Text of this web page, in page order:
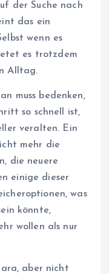
der Suche nach
das ein
wenn es
es trotzdem
Alltag.
muss bedenken,
so schnell ist,
veralten. Ein
mehr die
die neuere
einige dieser
was
könnte,
wollen als nur
aber nicht